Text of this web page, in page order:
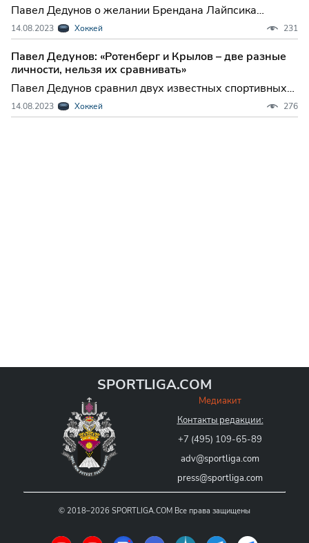
Павел Дедунов о желании Брендана Лайпсика
получить паспорт РФ Павел Дедунов высказался о
желании Брендана Лайпсика получить паспорт РФ. –
Готовите ему какое-то посвящение в
соотечественники? – Пускай получит паспорт для
начала, а
14.08.2023 Хоккей 231
Павел Дедунов: «Ротенберг и Крылов – две разные
личности, нельзя их сравнивать»
Павел Дедунов сравнил двух известных спортивных
деятелей - Романа Ротенберга и Александра Крылова.
– "Авангард" покинули не только вы с Толчинским и
14.08.2023 Хоккей 276
SPORTLIGA.COM
Медиакит
Контакты редакции:
+7 (495) 109-65-89
adv@sportliga.com
press@sportliga.com
© 2018–2026 SPORTLIGA.COM Все права защищены